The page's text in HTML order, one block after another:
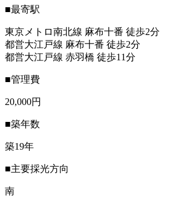
■最寄駅
東京メトロ南北線 麻布十番 徒歩2分
都営大江戸線 麻布十番 徒歩2分
都営大江戸線 赤羽橋 徒歩11分
■管理費
20,000円
■築年数
築19年
■主要採光方向
南